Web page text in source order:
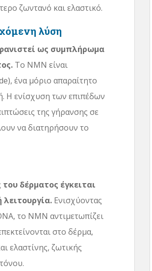
ζωντανό και ελαστικό.
λύση
ως συμπλήρωμα
Το NMN είναι
ένα μόριο απαραίτητο
Η ενίσχυση των επιπέδων
της γήρανσης σε
να διατηρήσουν το
δέρματος έγκειται
λειτουργία. Ενισχύοντας
το NMN αντιμετωπίζει
στο δέρμα,
ελαστίνης, ζωτικής